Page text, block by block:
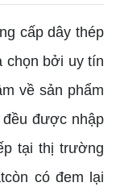
cấp dây thép
chọn bởi uy tín
về sản phẩm
được nhập
tại thị trường
có đem lại